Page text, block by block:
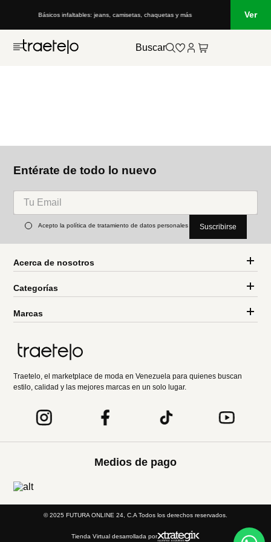
Básicos infaltables: jeans, camisetas, chaquetas y más Ver
Buscar
Entérate de todo lo nuevo
Acepto la política de tratamiento de datos personales Suscribirse
Acerca de nosotros
Categorías
Marcas
Traetelo, el marketplace de moda en Venezuela para quienes buscan
estilo, calidad y las mejores marcas en un solo lugar.
Medios de pago
© 2025 FUTURA ONLINE 24, C.A Todos los derechos reservados.
Tienda Virtual desarrollada por